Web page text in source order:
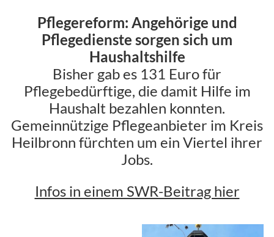
Pflegereform: Angehörige und
Pflegedienste sorgen sich um
Haushaltshilfe
Bisher gab es 131 Euro für
Pflegebedürftige, die damit Hilfe im
Haushalt bezahlen konnten.
Gemeinnützige Pflegeanbieter im Kreis
Heilbronn fürchten um ein Viertel ihrer
Jobs.
Infos in einem SWR-Beitrag hier